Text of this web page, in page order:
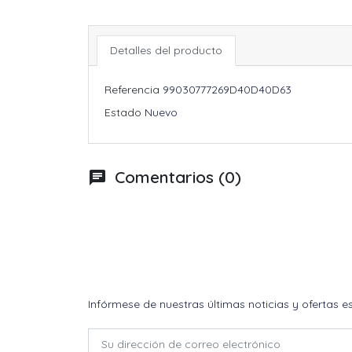
Detalles del producto
Referencia 99030777269D40D40D63
Estado Nuevo
chat Comentarios (0)
Infórmese de nuestras últimas noticias y ofertas